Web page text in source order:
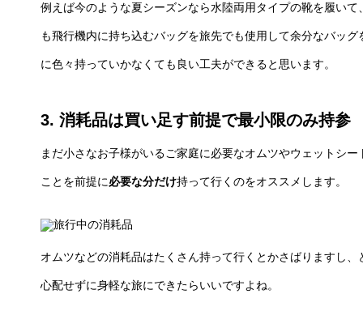
例えば今のような夏シーズンなら水陸両用タイプの靴を履い
も飛行機内に持ち込むバッグを旅先でも使用して余分なバッ
に色々持っていかなくても良い工夫ができると思います。
3. 消耗品は買い足す前提で最小限のみ持参
まだ小さなお子様がいるご家庭に必要なオムツやウェットシ
ことを前提に必要な分だけ持って行くのをオススメします。
オムツなどの消耗品はたくさん持って行くとかさばりますし
心配せずに身軽な旅にできたらいいですよね。